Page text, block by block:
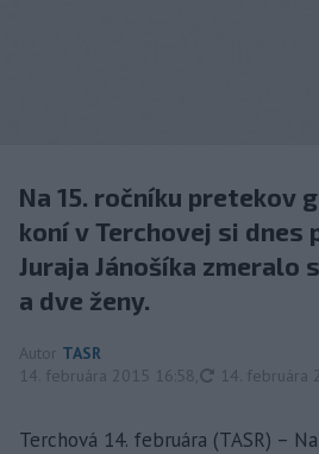
Na 15. ročníku pretekov
koní v Terchovej si dnes
Juraja Jánošíka zmeralo
a dve ženy.
Autor TASR
14. februára 2015 16:58
aktualizované
14. februára
Terchová 14. februára (TASR) –